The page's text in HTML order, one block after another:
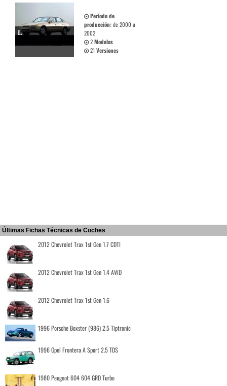
L
Período de
producción:de 2000 a
2002
2Modelos
21 Versiones
Últimas Fichas Técnicas de Coches
2012 Chevrolet Trax 1st Gen 1.7 CDTI
2012 Chevrolet Trax 1st Gen 1.4 AWD
2012 Chevrolet Trax 1st Gen 1.6
1996 Porsche Boxster (986) 2.5 Tiptronic
1996 Opel Frontera A Sport 2.5 TDS
1980 Peugeot 604 604 GRD Turbo